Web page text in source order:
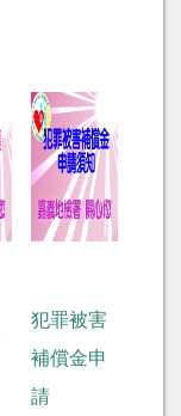
犯罪被害
補償金申
請